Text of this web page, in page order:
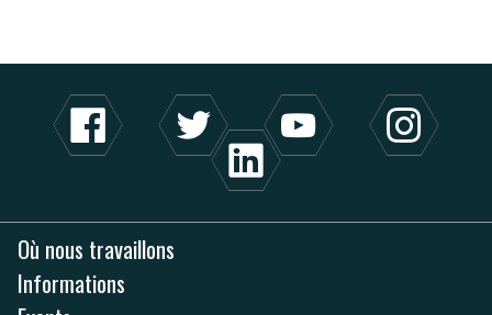
Où nous travaillons
Informations